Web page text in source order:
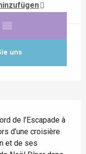
▒▒
uns
de l’Escapade à
d’une croisière
et de ses